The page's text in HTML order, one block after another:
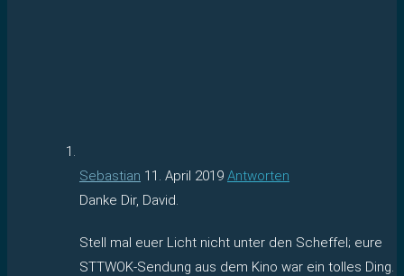
Sebastian 11. April 2019 Antworten
Danke Dir, David.
Stell mal euer Licht nicht unter den Scheffel; eure
STTWOK-Sendung aus dem Kino war ein tolles Ding.